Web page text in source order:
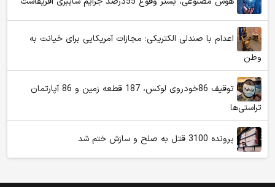
اعدام با صندلی الکتریکی؛ مجازات آمریکایی برای خیانت به
وطن
توقیف 86خودروی لوکس، 187 قطعه زمین و 86 آپارتمان
تراستی‌ها
پرونده 3100 قتل به صلح و سازش ختم شد